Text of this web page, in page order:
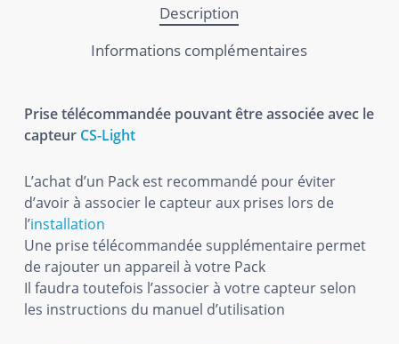
Description
Informations complémentaires
Prise télécommandée pouvant être associée avec le
capteur CS-Light
L’achat d’un Pack est recommandé pour éviter
d’avoir à associer le capteur aux prises lors de
l’installation
Une prise télécommandée supplémentaire permet
de rajouter un appareil à votre Pack
Il faudra toutefois l’associer à votre capteur selon
les instructions du manuel d’utilisation